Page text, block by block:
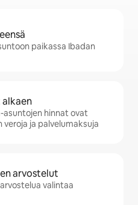
paikassa Ibadan
asuntojen hinnat ovat
veroja ja palvelumaksuja
arvostelut
valintaa